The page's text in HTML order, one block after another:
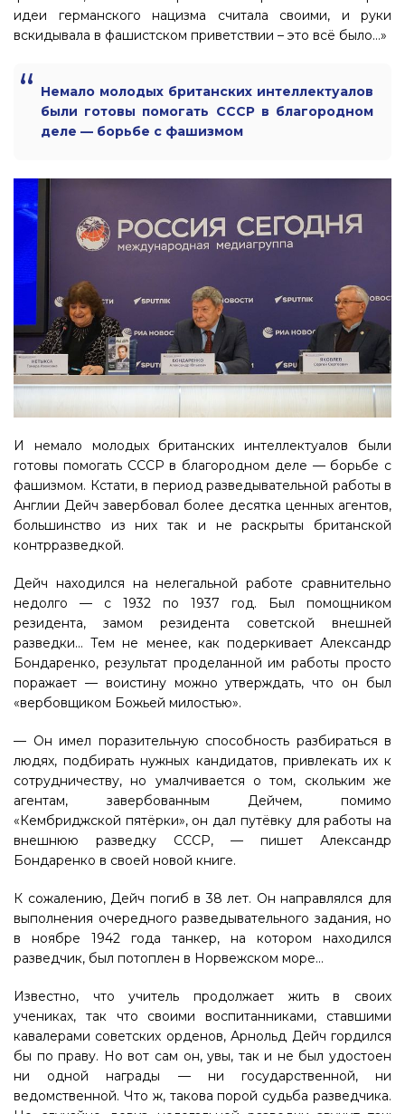
идеи германского нацизма считала своими, и руки
вскидывала в фашистском приветствии – это всё было…»
Немало молодых британских интеллектуалов
были готовы помогать СССР в благородном
деле — борьбе с фашизмом
И немало молодых британских интеллектуалов были
готовы помогать СССР в благородном деле — борьбе с
фашизмом. Кстати, в период разведывательной работы в
Англии Дейч завербовал более десятка ценных агентов,
большинство из них так и не раскрыты британской
контрраз­ведкой.
Дейч находился на нелегальной работе сравнительно
недолго — с 1932 по 1937 год. Был помощником
резидента, замом резидента советской внешней
разведки… Тем не менее, как подеркивает Александр
Бондаренко, результат проделанной им работы просто
поражает — воистину можно утверждать, что он был
«вербовщиком Божьей милостью».
— Он имел поразительную способность разбираться в
людях, подбирать нужных кандидатов, привлекать их к
сотрудничеству, но умалчивается о том, скольким же
агентам, завербованным Дейчем, помимо
«Кембриджской пятёрки», он дал путёвку для работы на
внешнюю разведку СССР, — пишет Александр
Бондаренко в своей новой книге.
К сожалению, Дейч погиб в 38 лет. Он направлялся для
выполнения очередного разведывательного задания, но
в ноябре 1942 года танкер, на котором находился
разведчик, был потоплен в Норвежском море…
Известно, что учитель продолжает жить в своих
учениках, так что своими воспитанниками, ставшими
кавалерами советских орденов, Арнольд Дейч гордился
бы по праву. Но вот сам он, увы, так и не был удостоен
ни одной награды — ни государственной, ни
ведомственной. Что ж, такова порой судьба разведчика.